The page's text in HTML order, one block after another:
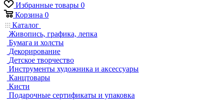
Избранные товары 0
Корзина 0
Каталог
Живопись, графика, лепка
Бумага и холсты
Декорирование
Детское творчество
Инструменты художника и аксессуары
Канцтовары
Кисти
Подарочные сертификаты и упаковка